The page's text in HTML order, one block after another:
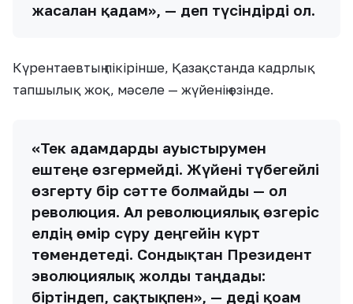
жасалған қадам», — деп түсіндірді ол.
Күрентаевтың пікірінше, Қазақстанда кадрлық
тапшылық жоқ, мәселе — жүйенің өзінде.
«Тек адамдарды ауыстырумен
ештеңе өзгермейді. Жүйені түбегейлі
өзгерту бір сәтте болмайды — ол
революция. Ал революциялық өзгеріс
елдің өмір сүру деңгейін күрт
төмендетеді. Сондықтан Президент
эволюциялық жолды таңдады:
біртіндеп, сақтықпен», — деді қоғам